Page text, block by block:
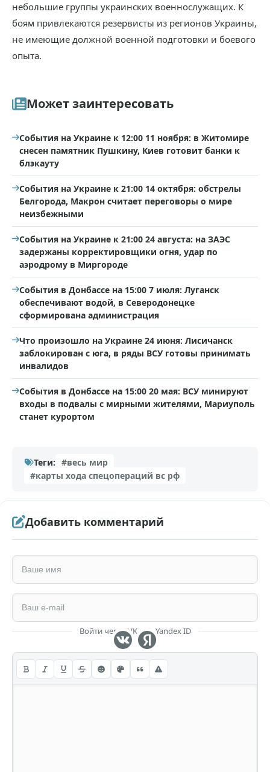
небольшие группы украинских военнослужащих. К
боям привлекаются резервисты из регионов Украины,
не имеющие должной военной подготовки и боевого
опыта.
Может заинтересовать
События на Украине к 12:00 11 ноября: в Житомире
снесен памятник Пушкину, Киев готовит банки к
блэкауту
События на Украине к 21:00 14 октября: обстрелы
Белгорода, Макрон считает переговоры о мире
неизбежными
События на Украине к 21:00 24 августа: на ЗАЭС
задержаны корректировщики огня, удар по
аэродрому в Миргороде
События в Донбассе на 15:00 7 июля: Луганск
обеспечивают водой, в Северодонецке
сформирована администрация
Что произошло на Украине 24 июня: Лисичанск
заблокирован с юга, в ряды ВСУ готовы принимать
инвалидов
События в Донбассе на 15:00 20 мая: ВСУ минируют
входы в подвалы с мирными жителями, Мариуполь
станет курортом
Теги: #весь мир
#карты хода спецопераций вс рф
Добавить комментарий
Войти через VK или Yandex ID